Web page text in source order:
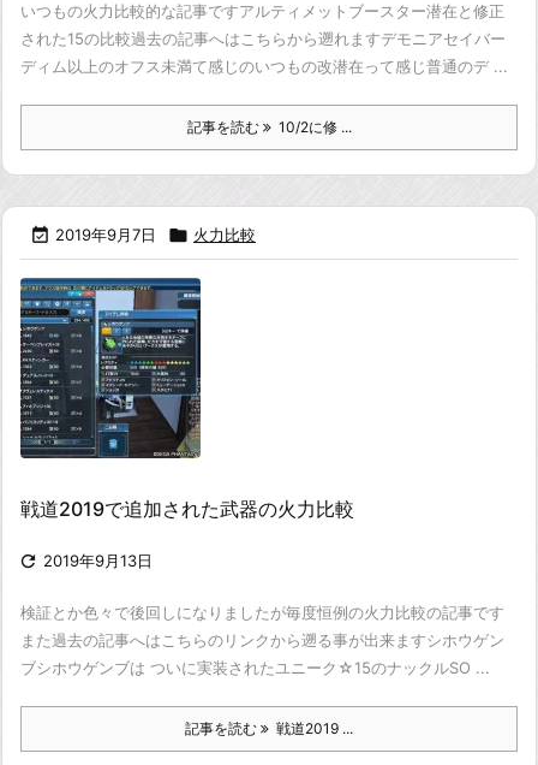
いつもの火力比較的な記事ですアルティメットブースター潜在と修正
された15の比較過去の記事へはこちらから遡れますデモニアセイバー
ディム以上のオフス未満て感じのいつもの改潜在って感じ普通のデ ...
記事を読む 10/2に修 ...
 2019年9月7日  火力比較
戦道2019で追加された武器の火力比較
 2019年9月13日
検証とか色々で後回しになりましたが毎度恒例の火力比較の記事です
また過去の記事へはこちらのリンクから遡る事が出来ますシホウゲン
ブシホウゲンブは ついに実装されたユニーク☆15のナックルSO ...
記事を読む 戦道2019 ...